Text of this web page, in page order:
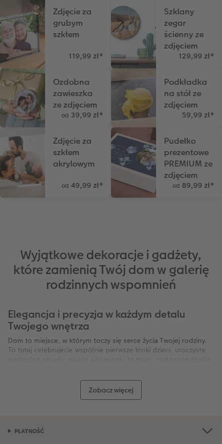
Przykłady klientów
Dodatki do fotoksiążki
Dodatki do zdjęć
Terminarz ścienny roczny
Dodatki do kalendarzy
Zdjęcie za
grubym
szkłem
119,99 zł*
Szklany
zegar
ścienny ze
zdjęciem
129,99 zł*
Ozdobna
zawieszka
ze zdjęciem
od 39,99 zł*
Podkładka
na stół ze
zdjęciem
59,99 zł*
Zdjęcie za
szkłem
akrylowym
od 49,99 zł*
Pudełko
prezentowe
PREMIUM ze
zdjęciem
od 89,99 zł*
Wyjątkowe dekoracje i gadżety,
które zamienią Twój dom w galerię
rodzinnych wspomnień
Elegancja i precyzja w każdym detalu
Twojego wnętrza
Dom to miejsce, w którym toczy się serce życia Twojej rodziny.
To tutaj celebrujecie wspólnie pierwsze kroki dzieci, uroczyste
rozumiemy, że te momenty są bezcenne i zasługują na oprawę
najwyższej jakości. Właśnie dlatego przygotowaliśmy ofertę, w
której dekoracje i artykuły dekoracyjne stają się czymś więcej niż
elegancki sposób na zatrzymanie czasu i otoczenie się miłością
najbliższych na każdym kroku, w każdym pomieszczeniu
Zobacz więcej
PŁATNOŚĆ